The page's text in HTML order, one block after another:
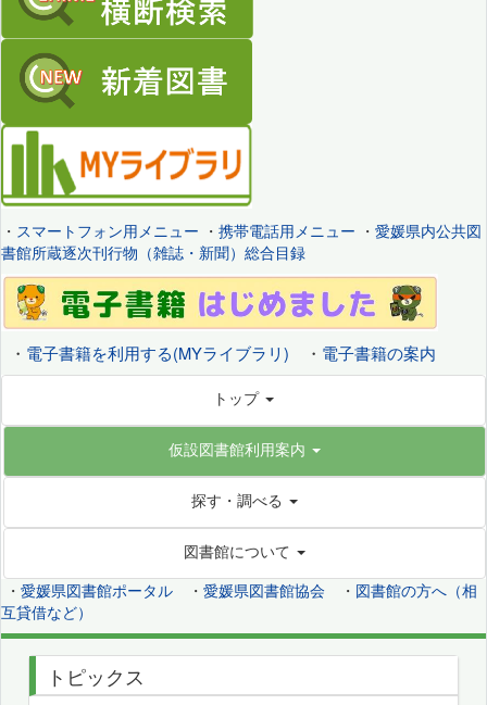
・ スマートフォン用メニュー ・ 携帯電話用メニュー ・ 愛媛県内公共図
書館所蔵逐次刊行物（雑誌・新聞）総合目録
・ 電子書籍を利用する(MYライブラリ) ・ 電子書籍の案内
トップ
仮設図書館利用案内
探す・調べる
図書館について
・ 愛媛県図書館ポータル ・ 愛媛県図書館協会 ・ 図書館の方へ（相
互貸借など）
トピックス